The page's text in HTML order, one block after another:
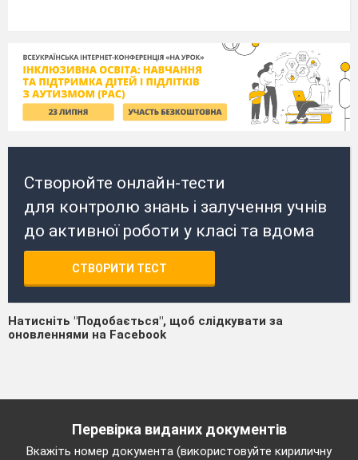
Створюйте онлайн-тести
для контролю знань і залучення учнів
до активної роботи у класі та вдома
СТВОРИТИ ТЕСТ
Натисніть "Подобається", щоб слідкувати за
оновленнями на Facebook
Перевірка виданих документів
Вкажіть номер документа (використовуйте кириличну